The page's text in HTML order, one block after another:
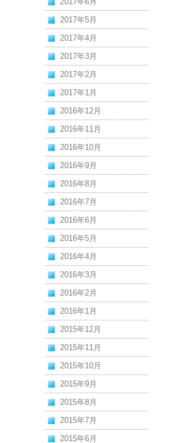
2017年5月
2017年4月
2017年3月
2017年2月
2017年1月
2016年12月
2016年11月
2016年10月
2016年9月
2016年8月
2016年7月
2016年6月
2016年5月
2016年4月
2016年3月
2016年2月
2016年1月
2015年12月
2015年11月
2015年10月
2015年9月
2015年8月
2015年7月
2015年6月